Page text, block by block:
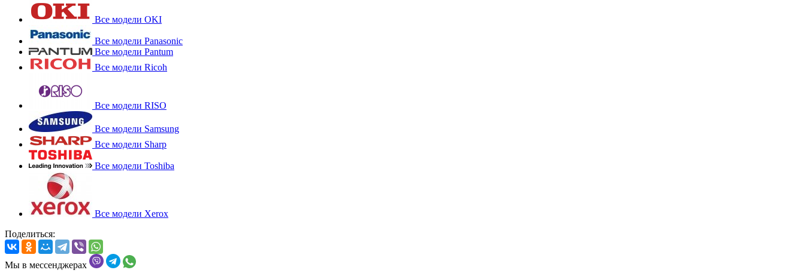
Все модели OKI
Все модели Panasonic
Все модели Pantum
Все модели Ricoh
Все модели RISO
Все модели Samsung
Все модели Sharp
Все модели Toshiba
Все модели Xerox
Поделиться:
Мы в мессенджерах